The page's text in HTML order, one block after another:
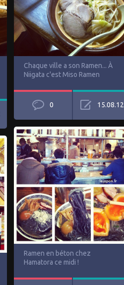
Chaque ville a son Ramen... À
Niigata c'est Miso Ramen
0 15.08.12
Ramen en béton chez
Hamatora ce midi !